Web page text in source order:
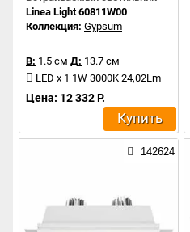
Linea Light 60811W00
Коллекция: Gypsum
В: 1.5 см Д: 13.7 см
LED x 1 1W 3000K 24,02Lm
Цена: 12 332 Р.
Купить
142624